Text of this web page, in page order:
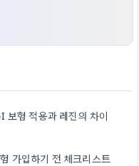
보험 적용과 레진의 차이
가입하기 전 체크리스트